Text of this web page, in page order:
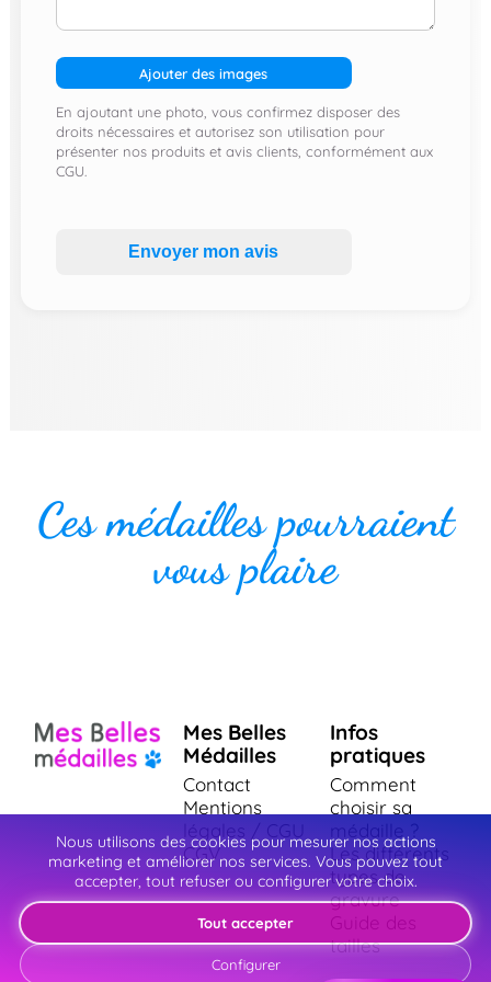
Ajouter des images
En ajoutant une photo, vous confirmez disposer des
droits nécessaires et autorisez son utilisation pour
présenter nos produits et avis clients, conformément aux
CGU.
Envoyer mon avis
Ces médailles pourraient
vous plaire
Mes Belles
Médailles
Contact
Mentions
légales / CGU
CGV
Infos
pratiques
Comment
choisir sa
médaille ?
Les différents
types de
gravure
Guide des
tailles
Nous utilisons des cookies pour mesurer nos actions
marketing et améliorer nos services. Vous pouvez tout
accepter, tout refuser ou configurer votre choix.
Tout accepter
Configurer